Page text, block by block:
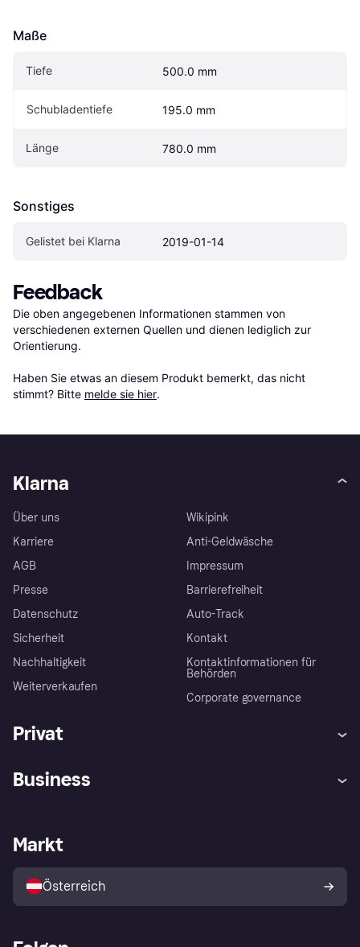
Maße
Tiefe 500.0 mm
Schubladentiefe 195.0 mm
Länge 780.0 mm
Sonstiges
Gelistet bei Klarna 2019-01-14
Feedback
Die oben angegebenen Informationen stammen von
verschiedenen externen Quellen und dienen lediglich zur
Orientierung.
Haben Sie etwas an diesem Produkt bemerkt, das nicht
stimmt? Bitte melde sie hier.
Klarna
Über uns
Karriere
AGB
Presse
Datenschutz
Sicherheit
Nachhaltigkeit
Weiterverkaufen
Wikipink
Anti-Geldwäsche
Impressum
Barrierefreiheit
Auto-Track
Kontakt
Kontaktinformationen für
Behörden
Corporate governance
Privat
Shops entdecken
Business
Händlerportal
Markt
Österreich